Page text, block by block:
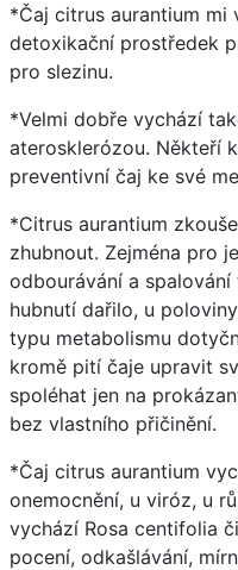
*Čaj citrus aurantium
detoxikační prostředek
pro slezinu.
*Velmi dobře vychází
aterosklerózou. Někteří
preventivní čaj ke své
*Citrus aurantium
zhubnout. Zejména pro
odbourávání a
hubnutí dařilo, u
typu metabolismu
kromě pití čaje upravit
spoléhat jen na
bez vlastního přičinění.
*Čaj citrus aurantium
onemocnění, u viróz, u
vychází Rosa centifolia
pocení, odkašlávání,